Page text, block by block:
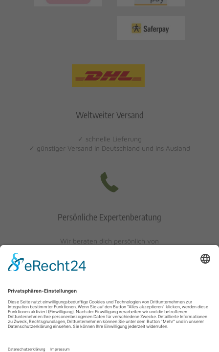
Weltweiter Versand
✓ schnelle Lieferung
✓ günstiger Versand in Deutschland und ins Ausland
Persönliche Expertenberatung
Wir beraten dich persönlich von
0621/405401-10